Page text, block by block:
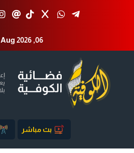
Aug 2026 ,06
بث مباشر